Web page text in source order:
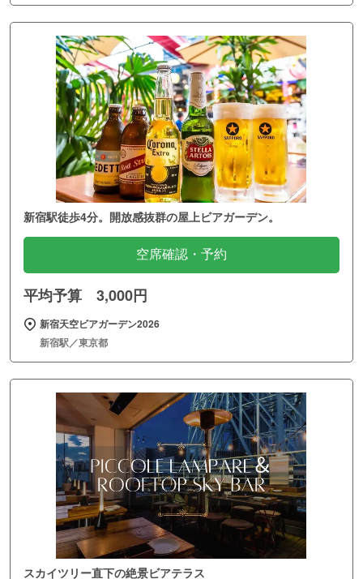
新宿駅徒歩4分。開放感抜群の屋上ビアガーデン。
空席確認・予約
平均予算 3,000円
新宿天空ビアガーデン2026
新宿駅／東京都
スカイツリー直下の絶景ビアテラス